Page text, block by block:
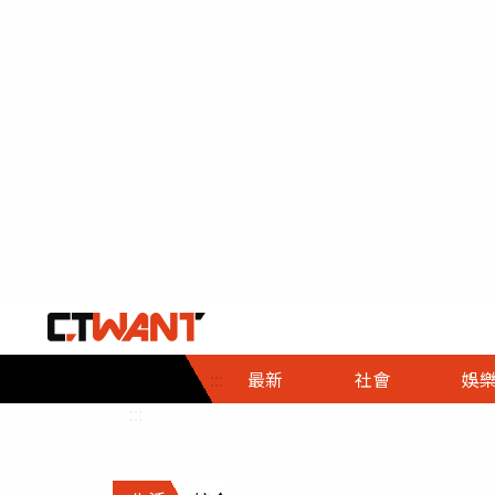
::: 最新 社會
社會首頁
時事
調查
娛樂
娛樂首頁
即時
財經首頁
熱線
政